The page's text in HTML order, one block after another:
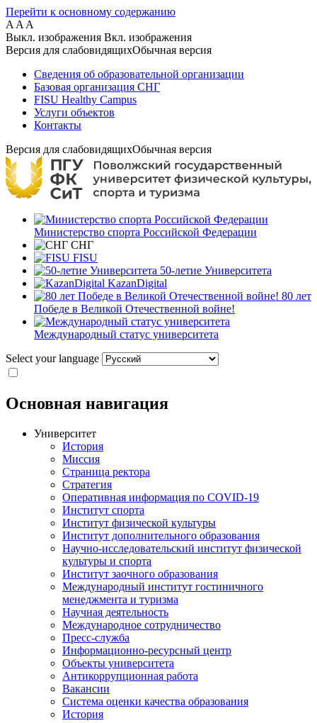
Перейти к основному содержанию
A A A
Выкл. изображения Вкл. изображения
Версия для слабовидящихОбычная версия
Сведения об образовательной организации
Базовая организация СНГ
FISU Healthy Campus
Услуги объектов
Контакты
Версия для слабовидящихОбычная версия
Министерство спорта Российской Федерации
СНГ
FISU
50-летие Университета
KazanDigital
80 лет
Победе в Великой Отечественной войне!
Международный статус университета
Select your language
Основная навигация
Университет
История
Миссия
Страница ректора
Стратегия
Оперативная информация по COVID-19
Институт спорта
Институт физической культуры
Институт дополнительного образования
Научно-исследовательский институт физической
культуры и спорта
Институт заочного образования
Международный институт гостиничного
менеджмента и туризма
Научная деятельность
Международное сотрудничество
Пресс-служба
Информационно-ресурсный центр
Объекты университета
Антикоррупционная работа
Вакансии
Система оценки качества образования
История